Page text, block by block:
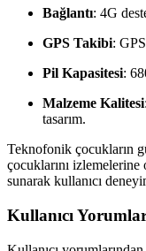
Bağlantı: 4G
GPS Takibi:
Pil Kapasitesi:
Malzeme Kalitesi
tasarım.
Teknofonik çocukların
çocuklarını izlemelerine
sunarak kullanıcı
Kullanıcı